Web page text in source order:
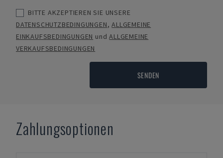
BITTE AKZEPTIEREN SIE UNSERE
DATENSCHUTZBEDINGUNGEN,ALLGEMEINE
EINKAUFSBEDINGUNGEN undALLGEMEINE
VERKAUFSBEDINGUNGEN
SENDEN
Zahlungsoptionen